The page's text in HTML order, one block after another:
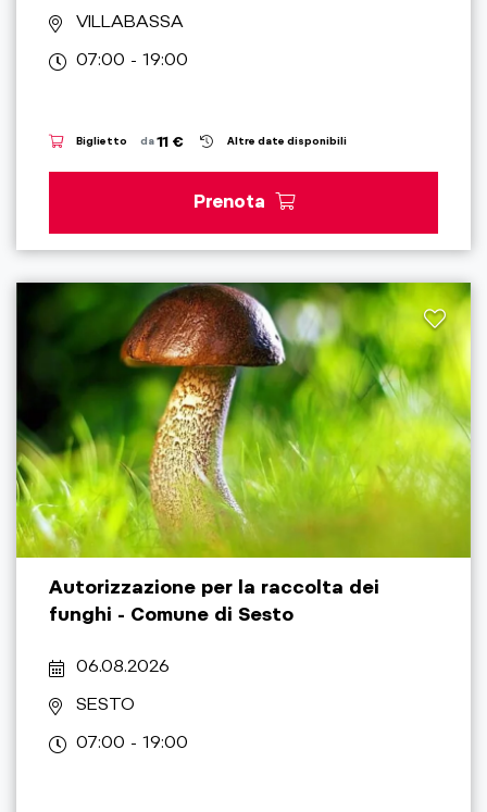
VILLABASSA
07:00 - 19:00
Biglietto da11 € Altre date disponibili
Prenota
Autorizzazione per la raccolta dei
funghi - Comune di Sesto
06.08.2026
SESTO
07:00 - 19:00